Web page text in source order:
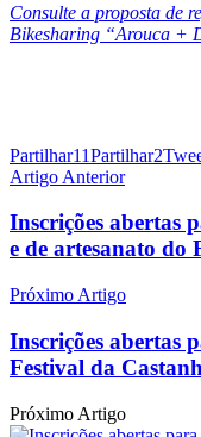
Consulte a proposta de
Bikesharing “Arouca +
Partilhar11Partilhar2
Artigo Anterior
Inscrições abertas
e de artesanato do
Próximo Artigo
Inscrições abertas
Festival da
Próximo Artigo